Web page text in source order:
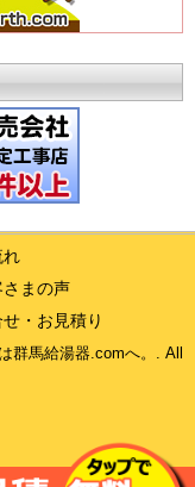
れ
さまの声
・お見積り
群馬給湯器.comへ。. All